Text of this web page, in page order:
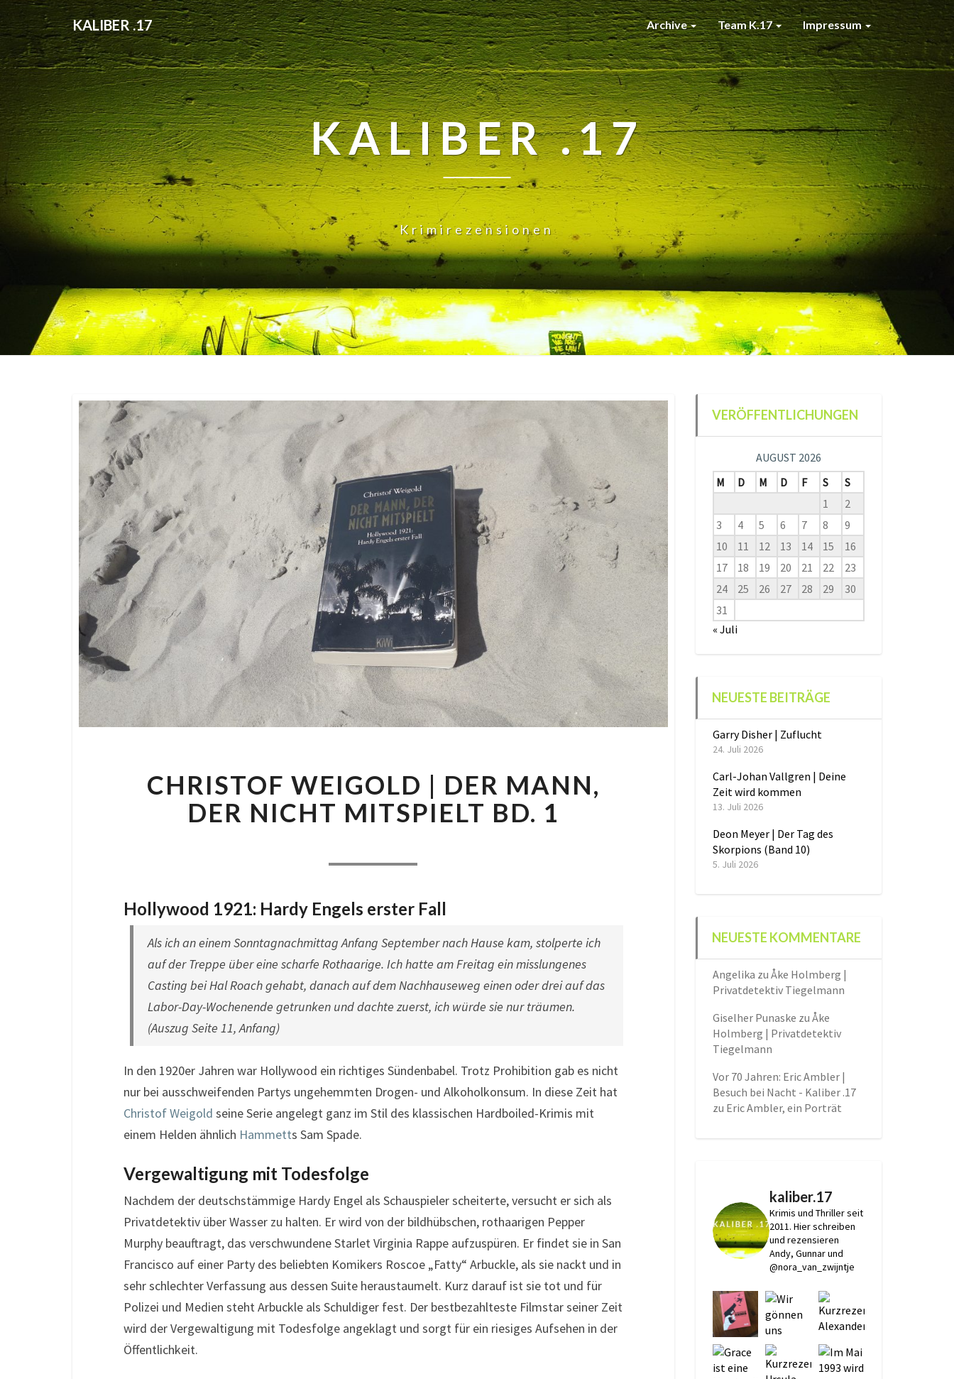
KALIBER .17 Archive Team K.17 Impressum
KALIBER .17
Krimirezensionen
WEIGOLD
|
DER
BD.
CHRISTOF WEIGOLD | DER MANN,
DER NICHT MITSPIELT BD. 1
Hollywood 1921: Hardy Engels erster Fall
Als ich an einem Sonntagnachmittag Anfang September nach Hause kam, stolperte ich
auf der Treppe über eine scharfe Rothaarige. Ich hatte am Freitag ein misslungenes
Casting bei Hal Roach gehabt, danach auf dem Nachhauseweg einen oder drei auf das
Labor-Day-Wochenende getrunken und dachte zuerst, ich würde sie nur träumen.
(Auszug Seite 11, Anfang)
In den 1920er Jahren war Hollywood ein richtiges Sündenbabel. Trotz Prohibition gab es nicht
nur bei ausschweifenden Partys ungehemmten Drogen- und Alkoholkonsum. In diese Zeit hat
Christof Weigold seine Serie angelegt ganz im Stil des klassischen Hardboiled-Krimis mit
einem Helden ähnlich Hammetts Sam Spade.
Vergewaltigung mit Todesfolge
Nachdem der deutschstämmige Hardy Engel als Schauspieler scheiterte, versucht er sich als
Privatdetektiv über Wasser zu halten. Er wird von der bildhübschen, rothaarigen Pepper
Murphy beauftragt, das verschwundene Starlet Virginia Rappe aufzuspüren. Er findet sie in San
Francisco auf einer Party des beliebten Komikers Roscoe „Fatty“ Arbuckle, als sie nackt und in
sehr schlechter Verfassung aus dessen Suite heraustaumelt. Kurz darauf ist sie tot und für
Polizei und Medien steht Arbuckle als Schuldiger fest. Der bestbezahlteste Filmstar seiner Zeit
wird der Vergewaltigung mit Todesfolge angeklagt und sorgt für ein riesiges Aufsehen in der
Öffentlichkeit.
VERÖFFENTLICHUNGEN
AUGUST 2026
M
D M D F S
S
1
2
3
4 5 6 7 8
9
10
11 12 13 14 15
16
17
18 19 20 21 22
23
24
25 26 27 28 29
30
31
« Juli
NEUESTE BEITRÄGE
Garry Disher | Zuflucht
24. Juli 2026
Carl-Johan Vallgren | Deine
Zeit wird kommen
13. Juli 2026
Deon Meyer | Der Tag des
Skorpions (Band 10)
5. Juli 2026
NEUESTE KOMMENTARE
Angelika zu Åke Holmberg |
Privatdetektiv Tiegelmann
Giselher Punaske zu Åke
Holmberg | Privatdetektiv
Tiegelmann
Vor 70 Jahren: Eric Ambler |
Besuch bei Nacht - Kaliber .17
zu Eric Ambler, ein Porträt
kaliber.17
Krimis und Thriller seit
2011. Hier schreiben
und rezensieren
Andy, Gunnar und
@nora_van_zwijntje